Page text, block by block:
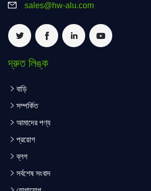
sales@hw-alu.com
দ্রুত লিঙ্ক
বাড়ি
সম্পর্কিত
আমাদের পণ্য
প্রয়োগ
ব্লগ
সর্বশেষ সংবাদ